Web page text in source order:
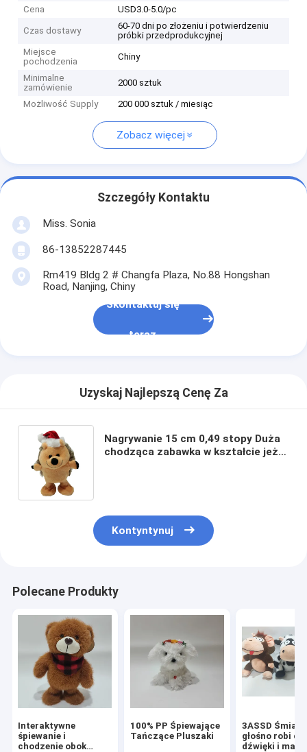
Cena
USD3.0-5.0/pc
Czas dostawy
60-70 dni po złożeniu i potwierdzeniu
próbki przedprodukcyjnej
Miejsce
pochodzenia
Chiny
Minimalne
zamówienie
2000 sztuk
Możliwość Supply 200 000 sztuk / miesiąc
Zobacz więcej
Szczegóły Kontaktu
Miss. Sonia
86-13852287445
Rm419 Bldg 2 # Changfa Plaza, No.88 Hongshan
Road, Nanjing, Chiny
Skontaktuj się
teraz
Uzyskaj Najlepszą Cenę Za
Nagrywanie 15 cm 0,49 stopy Duża
chodząca zabawka w kształcie jeża
Kontyntynuj
Polecane Produkty
Interaktywne
śpiewanie i
chodzenie obok
100% PP Śpiewające
Tańczące Pluszaki
3ASSD Śmiać
głośno robi
dźwięki i